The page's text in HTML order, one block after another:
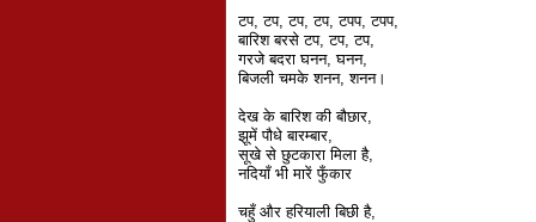
टप, टप, टप, टप, टपप, टपप,
बारिश बरसे टप, टप, टप,
गरजे बदरा घनन, घनन,
बिजली चमके शनन, शनन।
देख के बारिश की बौछार,
झूमें पौधे बारम्बार,
सूखे से छुटकारा मिला है,
नदियाँ भी मारें फुँकार
चहुँ और हरियाली बिछी है,